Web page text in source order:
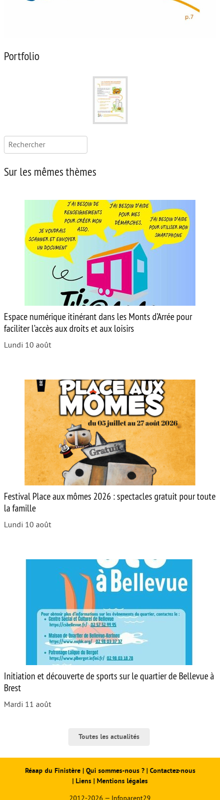
Portfolio
Rechercher :
Sur les mêmes thèmes
Espace numérique itinérant dans les Monts d’Arrée pour
faciliter l’accès aux droits et aux loisirs
Lundi 10 août
Festival Place aux mômes 2026 : spectacles gratuit pour toute
la famille
Lundi 10 août
Initiation et découverte de sports sur le quartier de Bellevue à
Brest
Mardi 11 août
Toutes les actualités
Réaap du Finistère| Qui sommes-nous ? | Contactez-nous
| Liens | Mentions légales